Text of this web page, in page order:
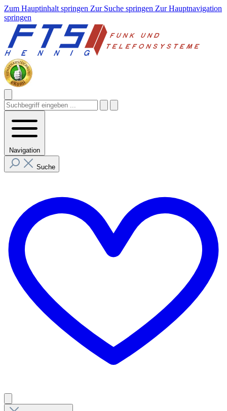
Zum Hauptinhalt springen Zur Suche springen Zur Hauptnavigation
springen
Navigation
Suche